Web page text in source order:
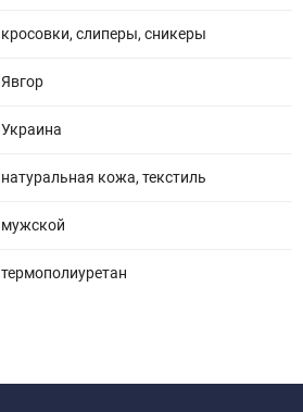
кросовки, слиперы, сникеры
Явгор
Украина
натуральная кожа, текстиль
мужской
термополиуретан